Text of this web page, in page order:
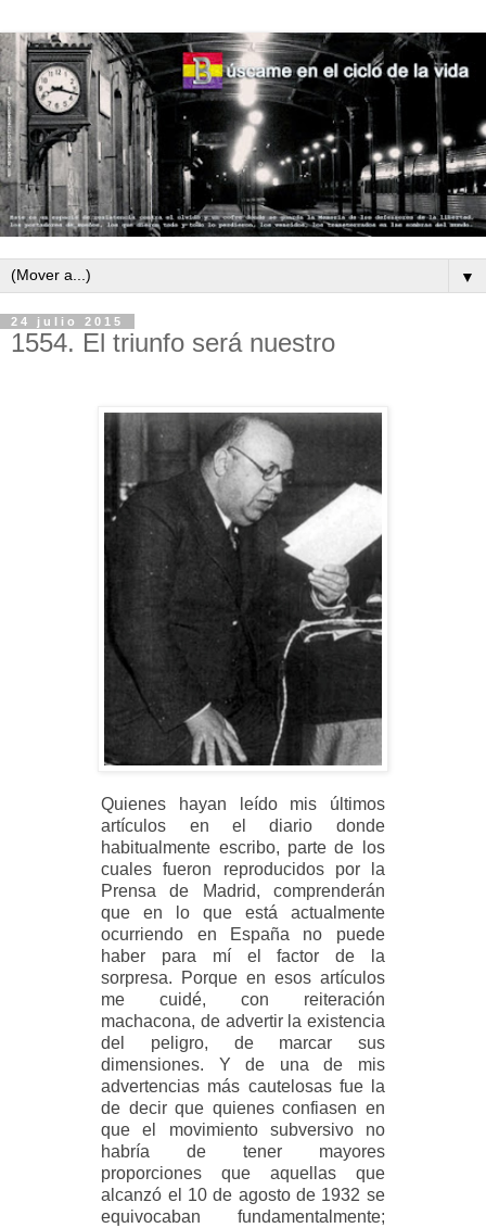
▼
24 julio 2015
1554. El triunfo será nuestro
Quienes hayan leído mis últimos
artículos en el diario donde
habitualmente escribo, parte de los
cuales fueron reproducidos por la
Prensa de Madrid, comprenderán
que en lo que está actualmente
ocurriendo en España no puede
haber para mí el factor de la
sorpresa. Porque en esos artículos
me cuidé, con reiteración
machacona, de advertir la existencia
del peligro, de marcar sus
dimensiones. Y de una de mis
advertencias más cautelosas fue la
de decir que quienes confiasen en
que el movimiento subversivo no
habría de tener mayores
proporciones que aquellas que
alcanzó el 10 de agosto de 1932 se
equivocaban fundamentalmente;